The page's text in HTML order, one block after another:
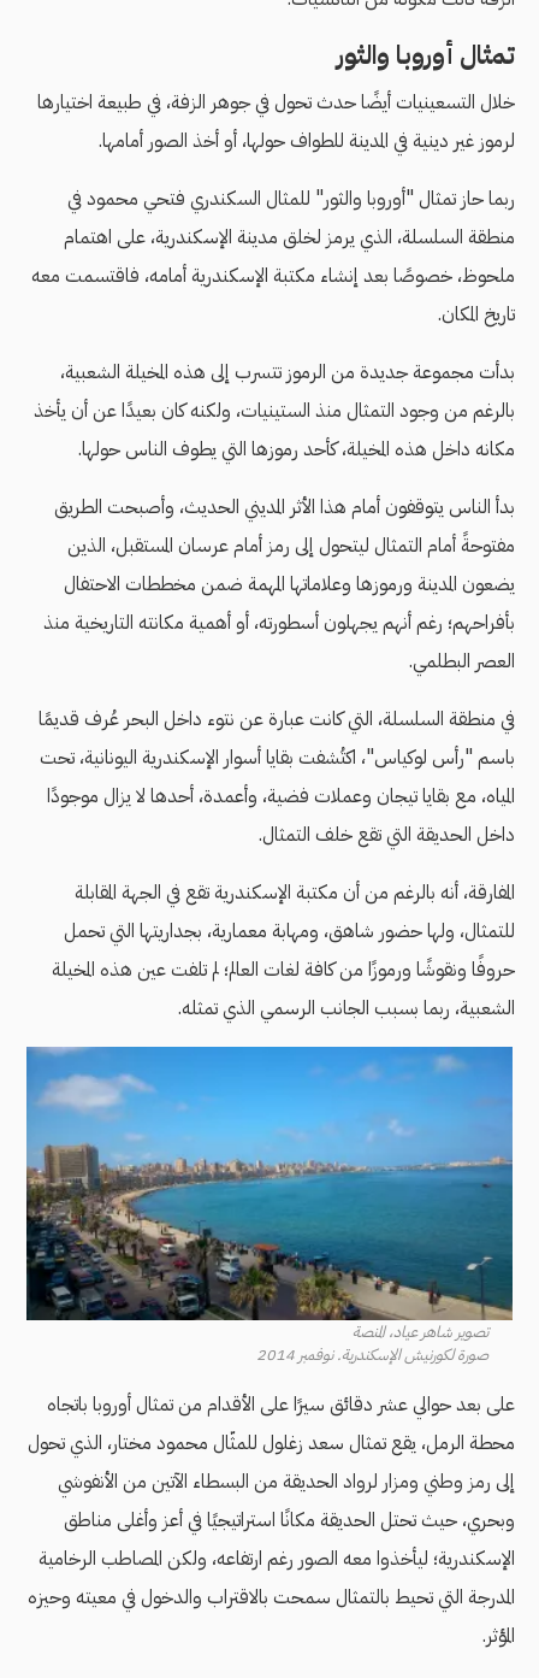
تمثال أوروبا والثور
خلال التسعينيات أيضًا حدث تحول في جوهر الزفة، في طبيعة اختيارها
لرموز غير دينية في المدينة للطواف حولها، أو أخذ الصور أمامها.
ربما حاز تمثال "أوروبا والثور" للمثال السكندري فتحي محمود في
منطقة السلسلة، الذي يرمز لخلق مدينة الإسكندرية، على اهتمام
ملحوظ، خصوصًا بعد إنشاء مكتبة الإسكندرية أمامه، فاقتسمت معه
تاريخ المكان.
بدأت مجموعة جديدة من الرموز تتسرب إلى هذه المخيلة الشعبية،
بالرغم من وجود التمثال منذ الستينيات، ولكنه كان بعيدًا عن أن يأخذ
مكانه داخل هذه المخيلة، كأحد رموزها التي يطوف الناس حولها.
بدأ الناس يتوقفون أمام هذا الأثر المديني الحديث، وأصبحت الطريق
مفتوحةً أمام التمثال ليتحول إلى رمز أمام عرسان المستقبل، الذين
يضعون المدينة ورموزها وعلاماتها المهمة ضمن مخططات الاحتفال
بأفراحهم؛ رغم أنهم يجهلون أسطورته، أو أهمية مكانته التاريخية منذ
العصر البطلمي.
في منطقة السلسلة، التي كانت عبارة عن نتوء داخل البحر عُرف قديمًا
باسم "رأس لوكياس"، اكتُشفت بقايا أسوار الإسكندرية اليونانية، تحت
المياه، مع بقايا تيجان وعملات فضية، وأعمدة، أحدها لا يزال موجودًا
داخل الحديقة التي تقع خلف التمثال.
المفارقة، أنه بالرغم من أن مكتبة الإسكندرية تقع في الجهة المقابلة
للتمثال، ولها حضور شاهق، ومهابة معمارية، بجداريتها التي تحمل
حروفًا ونقوشًا ورموزًا من كافة لغات العالم؛ لم تلفت عين هذه المخيلة
الشعبية، ربما بسبب الجانب الرسمي الذي تمثله.
تصوير شاهر عياد، المنصة
صورة لكورنيش الإسكندرية. نوفمبر 2014
على بعد حوالي عشر دقائق سيرًا على الأقدام من تمثال أوروبا باتجاه
محطة الرمل، يقع تمثال سعد زغلول للمثّال محمود مختار، الذي تحول
إلى رمز وطني ومزار لرواد الحديقة من البسطاء الآتين من الأنفوشي
وبحري، حيث تحتل الحديقة مكانًا استراتيجيًا في أعز وأغلى مناطق
الإسكندرية؛ ليأخذوا معه الصور رغم ارتفاعه، ولكن المصاطب الرخامية
المدرجة التي تحيط بالتمثال سمحت بالاقتراب والدخول في معيته وحيزه
المؤثر.